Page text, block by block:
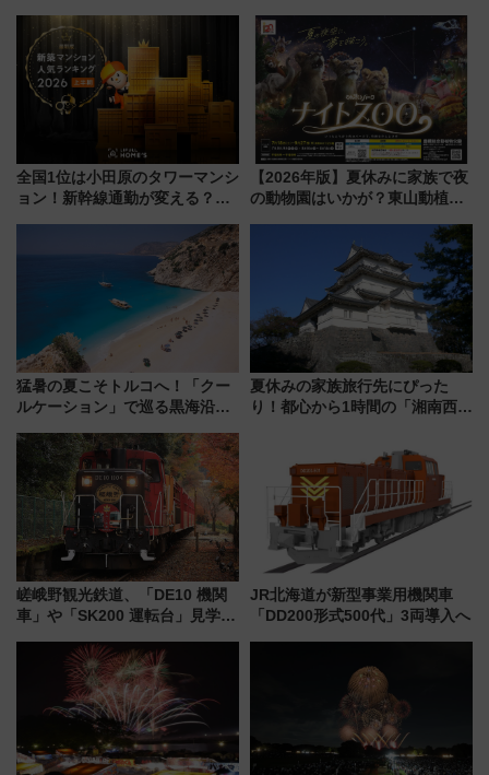
全国1位は小田原のタワーマンシ
ョン！新幹線通勤が変える？
【新築マンション人気ランキン
【2026年版】夏休みに家族で夜
の動物園はいかが？東山動植物
猛暑の夏こそトルコへ！「クー
ルケーション」で巡る黒海沿岸
連検索数が前年比237％増、ナ
ショジオも認める『2026年に訪
れるべき世界の旅先』
夏休みの家族旅行先にぴった
り！都心から1時間の「湘南西エ
島とは異なる魅力を持つ今夏の
注目スポット
嵯峨野観光鉄道、「DE10 機関
車」や「SK200 運転台」見学ツ
トの一環で激レア体験できちゃ
うかも 参加方法やスケジュール
をご紹介
JR北海道が新型事業用機関車
「DD200形式500代」3両導入へ